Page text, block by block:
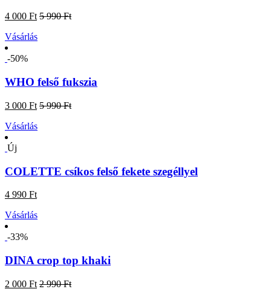
4 000 Ft 5 990 Ft
Vásárlás
-50%
WHO felső fukszia
3 000 Ft 5 990 Ft
Vásárlás
Új
COLETTE csíkos felső fekete szegéllyel
4 990 Ft
Vásárlás
-33%
DINA crop top khaki
2 000 Ft 2 990 Ft